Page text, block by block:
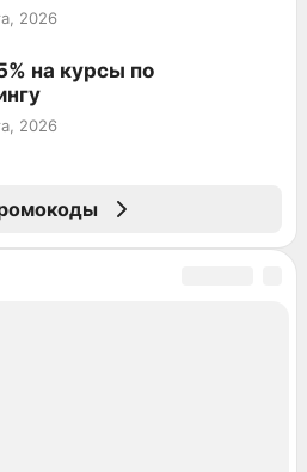
2026
на курсы по
2026